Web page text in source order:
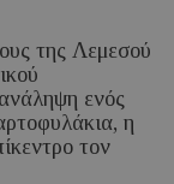
της Λεμεσού
ενός
η
τον